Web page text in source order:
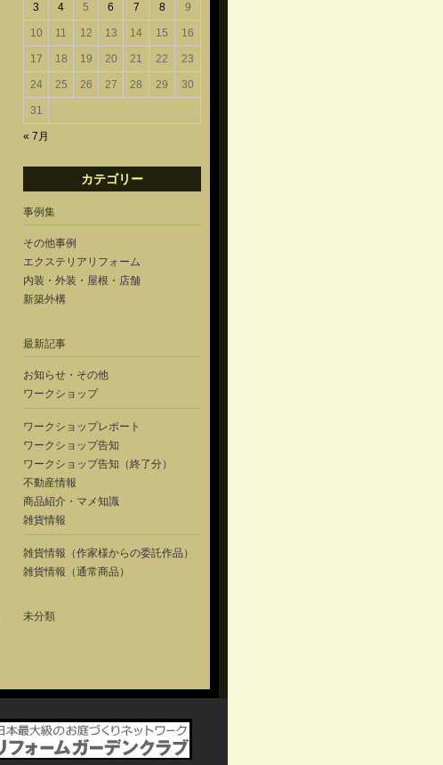
« 7月
3 4 5 6 7 8 9
10 11 12 13 14 15 16
17 18 19 20 21 22 23
24 25 26 27 28 29 30
31
カテゴリー
事例集
その他事例
エクステリアリフォーム
内装・外装・屋根・店舗
新築外構
最新記事
お知らせ・その他
ワークショップ
ワークショップレポート
ワークショップ告知
ワークショップ告知（終了分）
不動産情報
商品紹介・マメ知識
雑貨情報
雑貨情報（作家様からの委託作品）
雑貨情報（通常商品）
未分類